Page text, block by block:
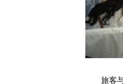
旅客与